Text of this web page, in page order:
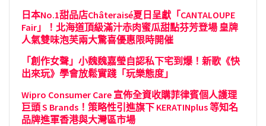
日本No.1甜品店Châteraisé夏日呈獻「CANTALOUPE
Fair」！北海道頂級滿汁赤肉蜜瓜甜點芬芳登場 皇牌
人氣雙味泡芙兩大驚喜優惠限時開催
「創作女聲」小魏魏嘉瑩自認私下宅到爆！新歌《快
出來玩》學會放鬆實踐「玩樂態度」
Wipro Consumer Care 宣佈全資收購菲律賓個人護理
巨頭 S Brands！策略性引進旗下 KERATINplus 等知名
品牌進軍香港與大灣區市場